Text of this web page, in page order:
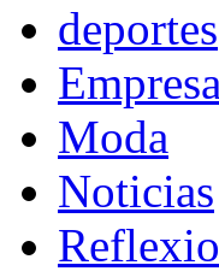
deportes
Moda
Noticias